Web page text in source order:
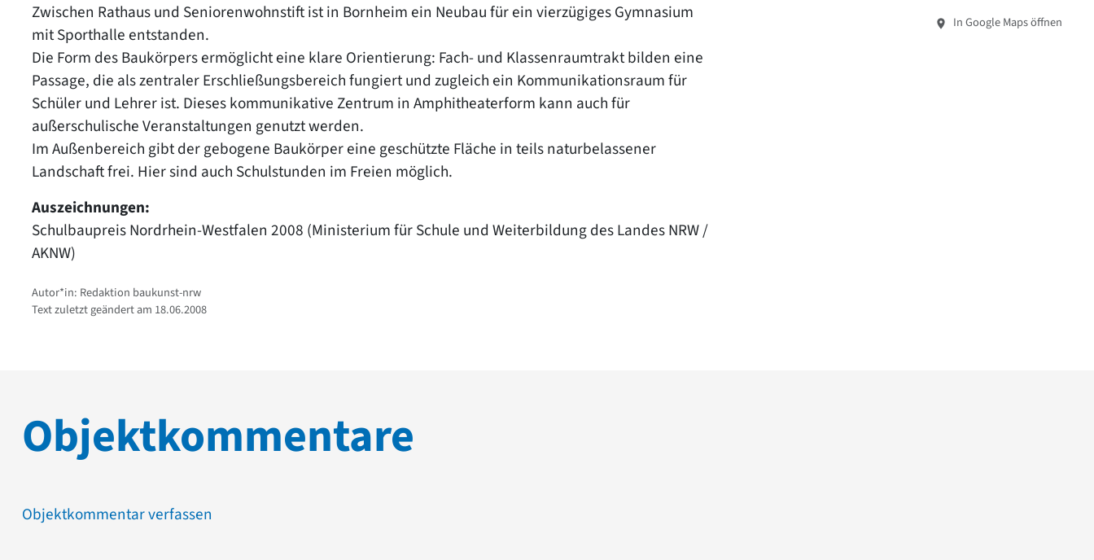
Zwischen Rathaus und Seniorenwohnstift ist in Bornheim ein Neubau für ein vierzügiges Gymnasium
mit Sporthalle entstanden.
Die Form des Baukörpers ermöglicht eine klare Orientierung: Fach- und Klassenraumtrakt bilden eine
Passage, die als zentraler Erschließungsbereich fungiert und zugleich ein Kommunikationsraum für
Schüler und Lehrer ist. Dieses kommunikative Zentrum in Amphitheaterform kann auch für
außerschulische Veranstaltungen genutzt werden.
Im Außenbereich gibt der gebogene Baukörper eine geschützte Fläche in teils naturbelassener
Landschaft frei. Hier sind auch Schulstunden im Freien möglich.
Auszeichnungen:
Schulbaupreis Nordrhein-Westfalen 2008 (Ministerium für Schule und Weiterbildung des Landes NRW /
AKNW)
Autor*in: Redaktion baukunst-nrw
Text zuletzt geändert am 18.06.2008
In Google Maps öffnen
Objektkommentare
Objektkommentar verfassen